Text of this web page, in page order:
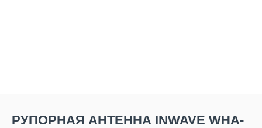
РУПОРНАЯ АНТЕННА INWAVE WHA-